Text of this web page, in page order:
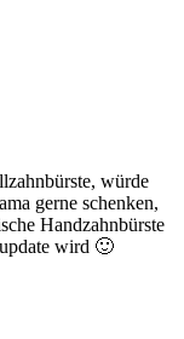
würde
gerne schenken,
Handzahnbürste
wird 🙂